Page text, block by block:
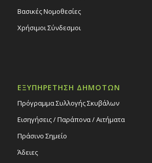
Βασικές Νομοθεσίες
Χρήσιμοι Σύνδεσμοι
ΕΞΥΠΗΡΕΤΗΣΗ ΔΗΜΟΤΩΝ
Πρόγραμμα Συλλογής Σκυβάλων
Εισηγήσεις / Παράπονα / Αιτήματα
Πράσινο Σημείο
Άδειες